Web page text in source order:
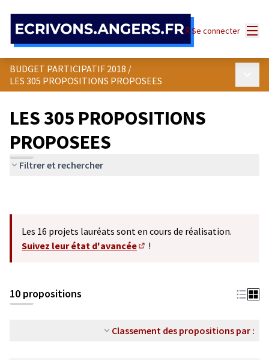
Se connecter
BUDGET PARTICIPATIF 2018 /
LES 305 PROPOSITIONS PROPOSEES
LES 305 PROPOSITIONS
PROPOSEES
Filtrer et rechercher
Les 16 projets lauréats sont en cours de réalisation.
Suivez leur état d'avancée
!
10 propositions
Classement des propositions par :